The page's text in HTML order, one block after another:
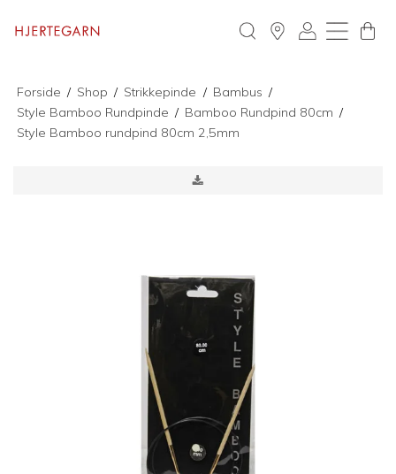
Forside / Shop / Strikkepinde / Bambus /
Style Bamboo Rundpinde / Bamboo Rundpind 80cm /
Style Bamboo rundpind 80cm 2,5mm